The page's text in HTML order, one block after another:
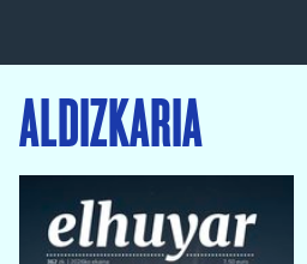
ALDIZKARIA